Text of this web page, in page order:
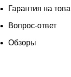
Гарантия на
Вопрос-ответ
Обзоры